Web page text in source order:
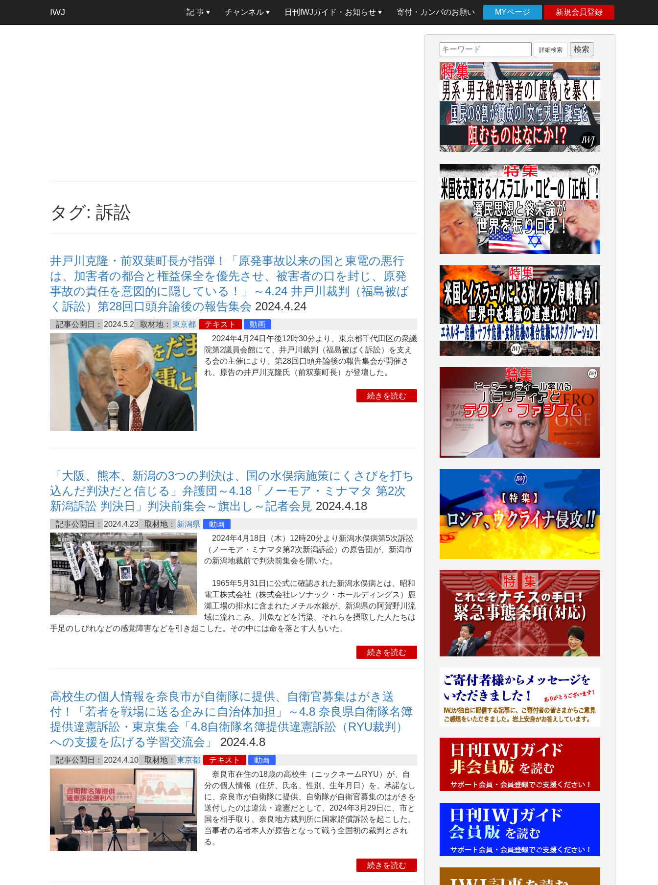
IWJ 記 事 チャンネル 日刊IWJガイド・お知らせ 寄付・カンパのお願い MYページ 新規会員登録
タグ: 訴訟
井戸川克隆・前双葉町長が指弾！「原発事故以来の国と東電の悪行
は、加害者の都合と権益保全を優先させ、被害者の口を封じ、原発
事故の責任を意図的に隠している！」～4.24 井戸川裁判（福島被ば
く訴訟）第28回口頭弁論後の報告集会 2024.4.24
記事公開日： 2024.5.2 取材地： 東京都 テキスト
動画
2024年4月24日午後12時30分より、東京都千代田区の衆議
院第2議員会館にて、井戸川裁判（福島被ばく訴訟）を支え
る会の主催により、第28回口頭弁論後の報告集会が開催さ
れ、原告の井戸川克隆氏（前双葉町長）が登壇した。
続きを読む
「大阪、熊本、新潟の3つの判決は、国の水俣病施策にくさびを打ち
込んだ判決だと信じる」弁護団～4.18「ノーモア・ミナマタ 第2次
新潟訴訟 判決日」判決前集会～旗出し～記者会見 2024.4.18
記事公開日： 2024.4.23 取材地： 新潟県
動画
2024年4月18日（木）12時20分より新潟水俣病第5次訴訟
（ノーモア・ミナマタ第2次新潟訴訟）の原告団が、新潟市
の新潟地裁前で判決前集会を開いた。
1965年5月31日に公式に確認された新潟水俣病とは、昭和
電工株式会社（株式会社レソナック・ホールディングス）鹿
瀬工場の排水に含まれたメチル水銀が、新潟県の阿賀野川流
域に流れこみ、川魚などを汚染。それらを摂取した人たちは
手足のしびれなどの感覚障害などを引き起こした。その中には命を落とす人もいた。
続きを読む
高校生の個人情報を奈良市が自衛隊に提供、自衛官募集はがき送
付！「若者を戦場に送る企みに自治体加担」～4.8 奈良県自衛隊名簿
提供違憲訴訟・東京集会「4.8自衛隊名簿提供違憲訴訟（RYU裁判）
への支援を広げる学習交流会」
2024.4.8
記事公開日： 2024.4.10 取材地： 東京都 テキスト
動画
奈良市在住の18歳の高校生（ニックネームRYU）が、自
分の個人情報（住所、氏名、性別、生年月日）を、承諾なし
に、奈良市が自衛隊に提供、自衛隊が自衛官募集のはがきを
送付したのは違法・違憲だとして、2024年3月29日に、市と
国を相手取り、奈良地方裁判所に国家賠償訴訟を起こした。
当事者の若者本人が原告となって戦う全国初の裁判とされ
る。
続きを読む
詳細検索